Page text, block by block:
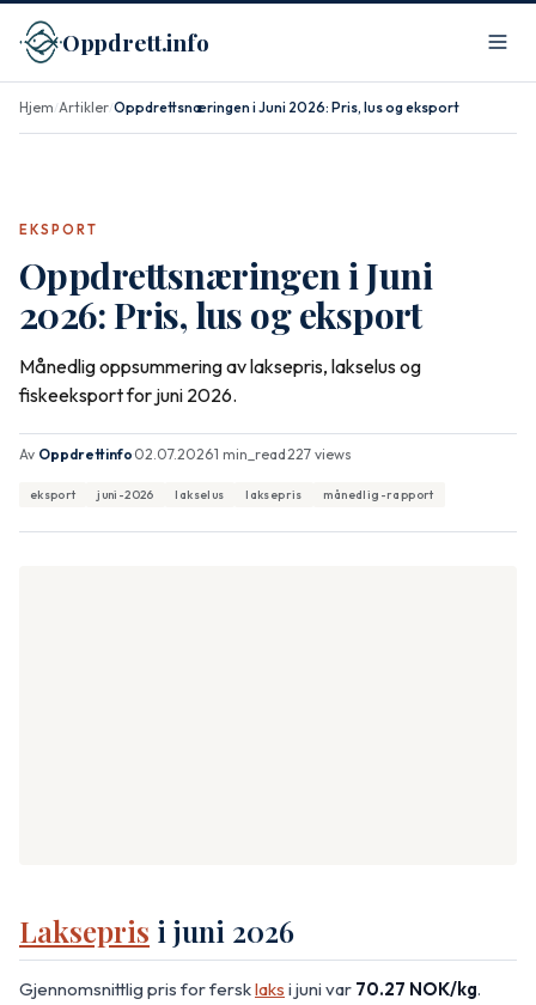
Oppdrett.info
Hjem/Artikler/Oppdrettsnæringen i Juni 2026: Pris, lus og eksport
EKSPORT
Oppdrettsnæringen i Juni
2026: Pris, lus og eksport
Månedlig oppsummering av laksepris, lakselus og
fiskeeksport for juni 2026.
Av Oppdrettinfo·02.07.2026·1 min_read·227 views
eksport juni-2026 lakselus laksepris månedlig-rapport
Laksepris i juni 2026
Gjennomsnittlig pris for fersklaks i juni var 70.27 NOK/kg.